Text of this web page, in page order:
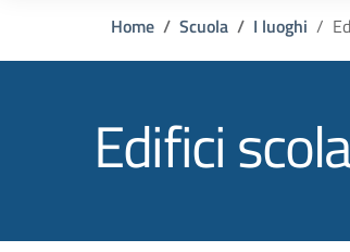
Home Scuola I luoghi
Edifici